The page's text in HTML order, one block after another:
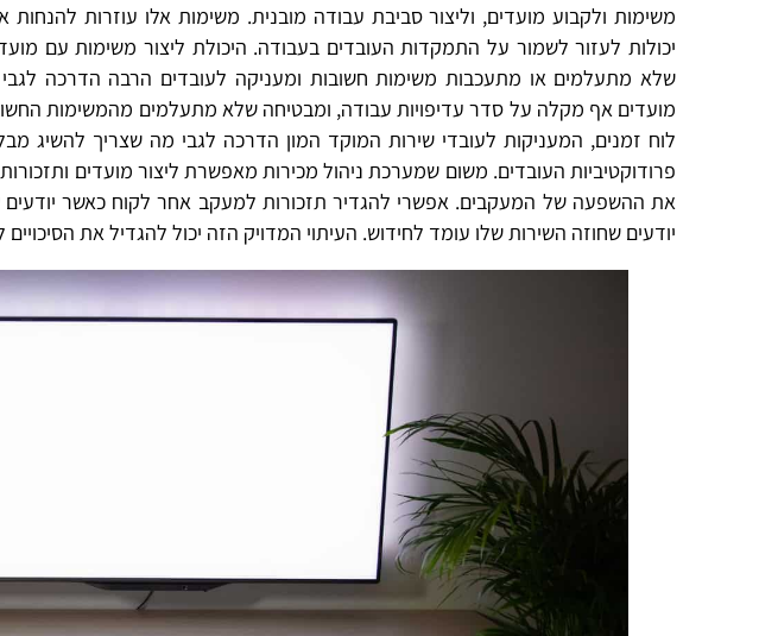
משימות ולקבוע מועדים, וליצור סביבת עבודה מובנית. משימות אלו עוזרות להנחות
יכולות לעזור לשמור על התמקדות העובדים בעבודה. היכולת ליצור משימות עם
שלא מתעלמים או מתעכבות משימות חשובות ומעניקה לעובדים הרבה הדרכה
מועדים אף מקלה על סדר עדיפויות עבודה, ומבטיחה שלא מתעלמים מהמשימות
לוח זמנים, המעניקות לעובדי שירות המוקד המון הדרכה לגבי מה שצריך להשיג
פרודוקטיביות העובדים. משום שמערכת ניהול מכירות מאפשרת ליצור מועדים
את ההשפעה של המעקבים. אפשרי להגדיר תזכורות למעקב אחר לקוח כאשר
יודעים שחוזה השירות שלו עומד לחידוש. העיתוי המדויק הזה יכול להגדיל את